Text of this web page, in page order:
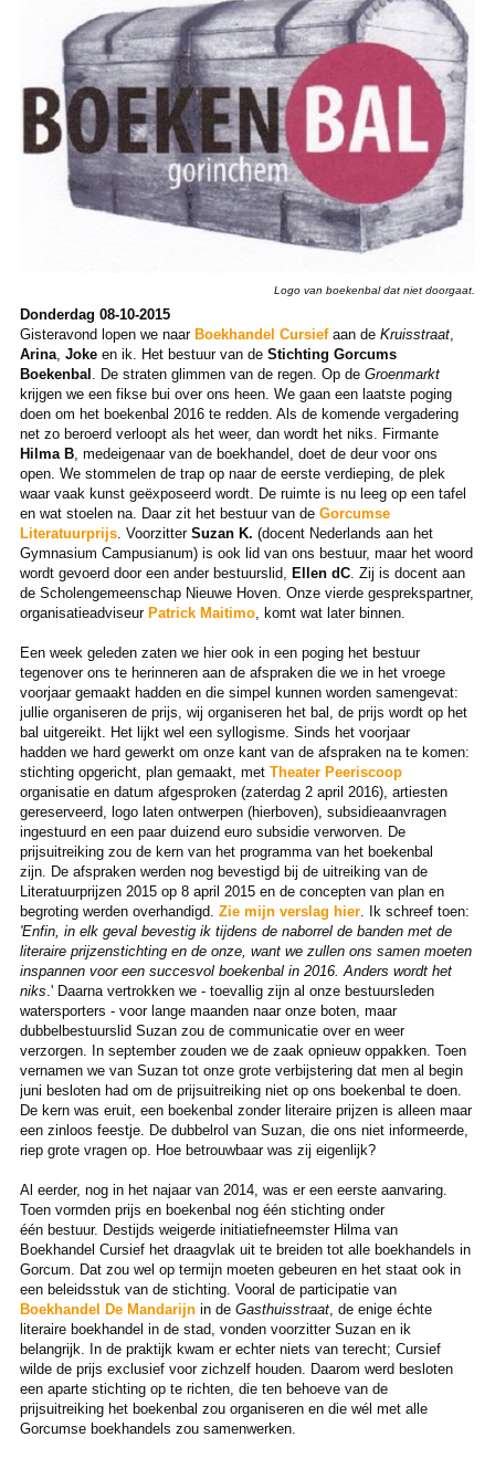
Logo van boekenbal dat niet doorgaat.
Donderdag 08-10-2015
Gisteravond lopen we naar Boekhandel Cursiefaan de Kruisstraat,
Arina, Jokeen ik. Het bestuur van de Stichting Gorcums
Boekenbal
. De straten glimmen van de regen. Op de Groenmarkt
krijgen we een fikse bui over ons heen. We gaan een laatste poging
doen om het boekenbal 2016 te redden. Als de komende vergadering
net zo beroerd verloopt als het weer, dan wordt het niks. Firmante
Hilma B, medeigenaar van de boekhandel, doet de deur voor ons
open. We stommelen de trap op naar de eerste verdieping, de plek
waar vaak kunst geëxposeerd wordt. De ruimte is nu leeg op een tafel
en wat stoelen na. Daar zit het bestuur van de Gorcumse
Literatuurprijs. Voorzitter Suzan K. (docent Nederlands aan het
Gymnasium Campusianum) is ook lid van ons bestuur, maar het woord
wordt gevoerd door een ander bestuurslid,
Ellen dC. Zij is docent aan
de Scholengemeenschap Nieuwe Hoven. Onze vierde gesprekspartner,
organisatieadviseur Patrick Maitimo, komt wat later binnen.
Een week geleden zaten we hier ook in een poging het bestuur
tegenover ons te herinneren aan de afspraken die we in het vroege
voorjaar gemaakt hadden en die simpel kunnen worden samengevat:
jullie organiseren de prijs, wij organiseren het bal, de prijs wordt op het
bal uitgereikt. Het lijkt wel een syllogisme. Sinds het voorjaar
hadden we hard gewerkt om onze kant van de afspraken na te komen:
stichting opgericht, plan gemaakt, met Theater Peeriscoop
organisatie en datum afgesproken (zaterdag 2 april 2016), artiesten
gereserveerd, logo laten ontwerpen (hierboven), subsidieaanvragen
ingestuurd en een paar duizend euro subsidie verworven. De
prijsuitreiking zou de kern van het programma van het boekenbal
zijn. De afspraken werden nog bevestigd bij de uitreiking van de
Literatuurprijzen 2015 op 8 april 2015 en de concepten van plan en
begroting werden overhandigd. Zie mijn verslag hier. Ik schreef toen:
'Enfin, in elk geval bevestig ik tijdens de naborrel de banden met de
literaire prijzenstichting en de onze, want we zullen ons samen moeten
inspannen voor een succesvol boekenbal in 2016. Anders wordt het
niks .' Daarna vertrokken we - toevallig zijn al onze bestuursleden
watersporters - voor lange maanden naar onze boten, maar
dubbelbestuurslid Suzan zou de communicatie over en weer
verzorgen. In september zouden we de zaak opnieuw oppakken. Toen
vernamen we van Suzan tot onze grote verbijstering dat men al begin
juni besloten had om de prijsuitreiking niet op ons boekenbal te doen.
De kern was eruit, een boekenbal zonder literaire prijzen is alleen maar
een zinloos feestje. De dubbelrol van Suzan, die ons niet informeerde,
riep grote vragen op. Hoe betrouwbaar was zij eigenlijk?
Al eerder, nog in het najaar van 2014, was er een eerste aanvaring.
Toen vormden prijs en boekenbal nog één stichting onder
één bestuur. Destijds weigerde initiatiefneemster Hilma van
Boekhandel Cursief het draagvlak uit te breiden tot alle boekhandels in
Gorcum. Dat zou wel op termijn moeten gebeuren en het staat ook in
een beleidsstuk van de stichting. Vooral de participatie van
Boekhandel De Mandarijnin de Gasthuisstraat, de enige échte
literaire boekhandel in de stad, vonden voorzitter Suzan en ik
belangrijk. In de praktijk kwam er echter niets van terecht; Cursief
wilde de prijs exclusief voor zichzelf houden. Daarom werd besloten
een aparte stichting op te richten, die ten behoeve van de
prijsuitreiking het boekenbal zou organiseren en die wél met alle
Gorcumse boekhandels zou samenwerken.